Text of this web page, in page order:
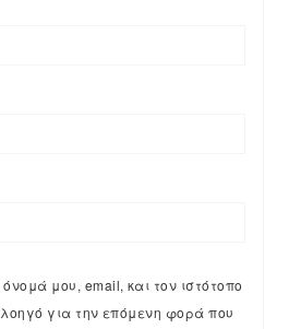
μου, email, και τον ιστότοπο
για την επόμενη φορά που